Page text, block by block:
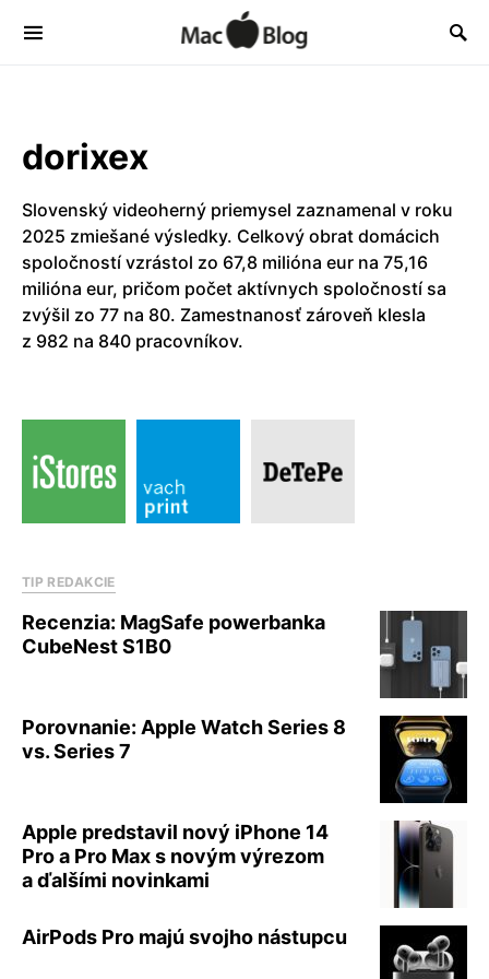
dorixex
Slovenský videoherný priemysel zaznamenal v roku
2025 zmiešané výsledky. Celkový obrat domácich
spoločností vzrástol zo 67,8 milióna eur na 75,16
milióna eur, pričom počet aktívnych spoločností sa
zvýšil zo 77 na 80. Zamestnanosť zároveň klesla
z 982 na 840 pracovníkov.
TIP REDAKCIE
Recenzia: MagSafe powerbanka
CubeNest S1B0
Porovnanie: Apple Watch Series 8
vs. Series 7
Apple predstavil nový iPhone 14
Pro a Pro Max s novým výrezom
a ďalšími novinkami
AirPods Pro majú svojho nástupcu